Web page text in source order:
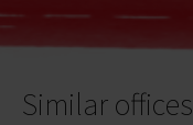
Similar offices